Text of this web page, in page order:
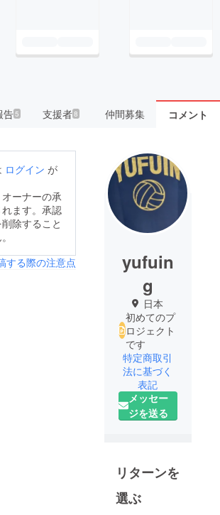
告5 支援者8 仲間募集 コメント
ログイン が
ーナーの承
ます。承認
除すること
する際の注意点
yufuin
g
日本
初めてのプ
ロジェクト
です
特定商取引
法に基づく
表記
メッセー
ジを送る
リターンを
選ぶ